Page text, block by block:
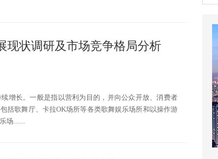
现状调研及市场竞争格局分析
增长。一般是指以营利为目的，并向公众开放、消费者
括歌舞厅、卡拉OK场所等各类歌舞娱乐场所和以操作游
场......